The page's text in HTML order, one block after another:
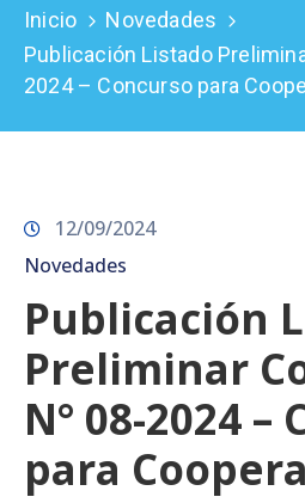
Prensa
Inicio
Novedades
Publicación Listado
2024 – Concurso para
12/09/2024
Novedades
Publicación
Preliminar
N° 08-2024 –
para